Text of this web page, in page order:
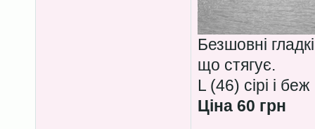
Безшовні
що стягує.
L (46) сірі і беж
Ціна 60 грн